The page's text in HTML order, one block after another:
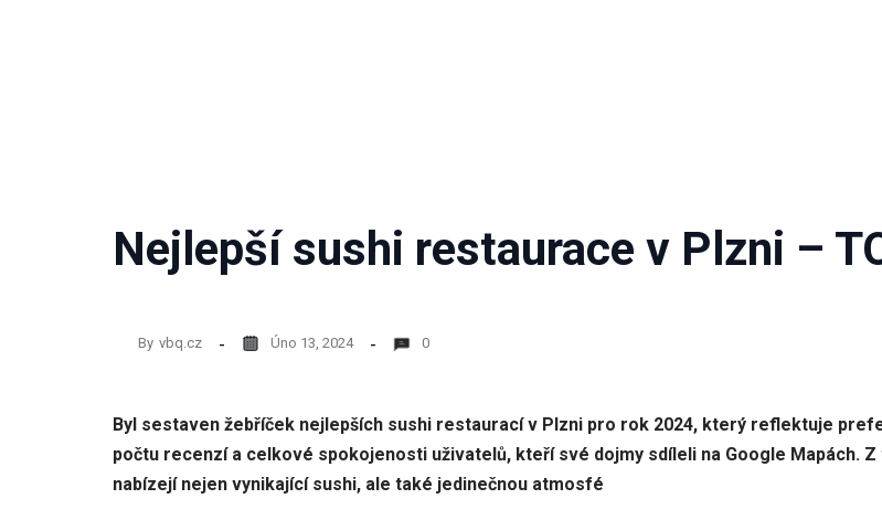
Nejlepší sushi restaurace v Plzni –
By vbq.cz Úno 13, 2024 0
Byl sestaven žebříček nejlepších sushi restaurací v Plzni pro rok 2024, který reflektuje
počtu recenzí a celkové spokojenosti uživatelů, kteří své dojmy sdíleli na Google Mapách.
nabízejí nejen vynikající sushi, ale také jedinečnou atmosfé